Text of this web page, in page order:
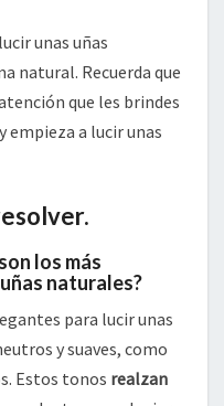
unas uñas
natural. Recuerda que
que les brindes
empieza a lucir unas
los más
naturales?
para lucir unas
y suaves, como
Estos tonos realzan